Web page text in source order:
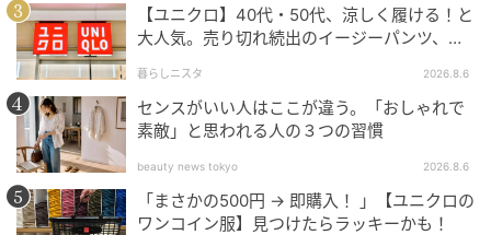
港で見た日の出と、そこで出会ったキュートなカモメ
をイラストに起こしました。
Sauna ja kaupunkinäkymä –サウナと街の眺
め–
【ユニクロ】40代・50代、涼しく履ける！と
大人気。売り切れ続出のイージーパンツ、買
暮らしニスタ 2026.8.6
センスがいい人はここが違う。「おしゃれで
素敵」と思われる人の３つの習慣
beauty news tokyo 2026.8.6
「まさかの500円 → 即購入！ 」【ユニクロの
ワンコイン服】見つけたらラッキーかも！